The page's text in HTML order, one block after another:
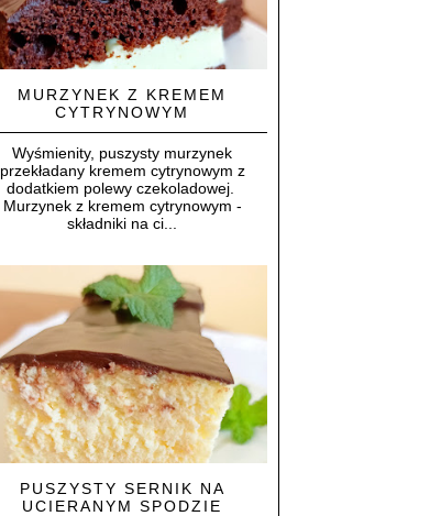
MURZYNEK Z KREMEM
CYTRYNOWYM
Wyśmienity, puszysty murzynek
przekładany kremem cytrynowym z
dodatkiem polewy czekoladowej.
Murzynek z kremem cytrynowym -
składniki na ci...
PUSZYSTY SERNIK NA
UCIERANYM SPODZIE